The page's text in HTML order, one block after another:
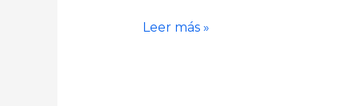
Leer más »